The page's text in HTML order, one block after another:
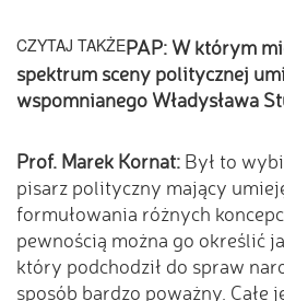
CZYTAJ TAKŻEPAP: W którym
spektrum sceny politycznej
wspomnianego Władysława
Prof. Marek Kornat: Był to
pisarz polityczny mający
formułowania różnych
pewnością można go określić
który podchodził do spraw
sposób bardzo poważny. Całe